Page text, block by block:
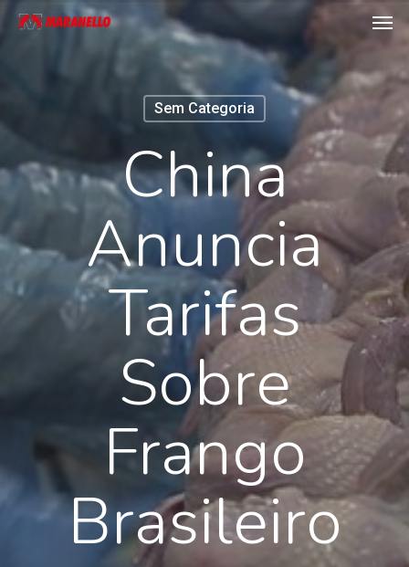
Skip
Sem Categoria
China
Anuncia
Tarifas
Sobre
Frango
Brasileiro